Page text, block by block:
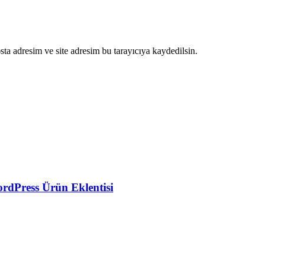
adresim ve site adresim bu tarayıcıya kaydedilsin.
Ürün Eklentisi